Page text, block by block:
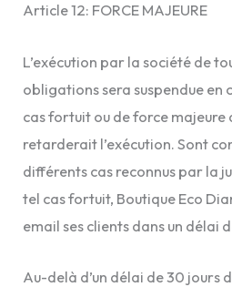
Article 12: FORCE MAJEURE
L’exécution par la société de
obligations sera suspendue en
cas fortuit ou de force majeure
retarderait l’exécution. Sont
différents cas reconnus par la
tel cas fortuit, Boutique Eco
email ses clients dans un délai
Au-delà d’un délai de 30 jours